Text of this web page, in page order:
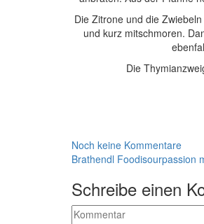
Die Zitrone und die
und kurz mitschmoren.
Die
Noch keine Kommentare
Brathendl Foodisourpassion
Schreibe einen